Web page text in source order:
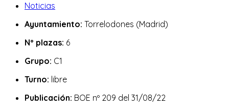
la
de
entrada:
Categoría
la
Noticias
Ayuntamiento: Torrelodones (Madrid)
Nº plazas: 6
Grupo: C1
Turno: libre
Publicación: BOE nº 209 del 31/08/22